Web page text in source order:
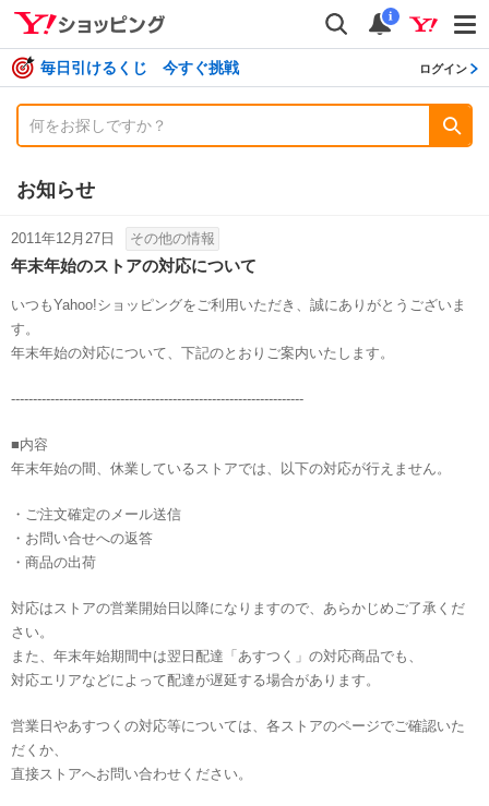
検索
通知
i
毎日引けるくじ 今すぐ挑戦 ログイン
お知らせ
2011年12月27日 その他の情報
年末年始のストアの対応について
いつもYahoo!ショッピングをご利用いただき、誠にありがとうございま
す。
年末年始の対応について、下記のとおりご案内いたします。
-------------------------------------------------------------------
■内容
年末年始の間、休業しているストアでは、以下の対応が行えません。
・ご注文確定のメール送信
・お問い合せへの返答
・商品の出荷
対応はストアの営業開始日以降になりますので、あらかじめご了承くだ
さい。
また、年末年始期間中は翌日配達「あすつく」の対応商品でも、
対応エリアなどによって配達が遅延する場合があります。
営業日やあすつくの対応等については、各ストアのページでご確認いた
だくか、
直接ストアへお問い合わせください。